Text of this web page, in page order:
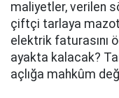
maliyetler, verilen
çiftçi tarlaya mazot
elektrik faturasını
ayakta kalacak?
açlığa mahkûm